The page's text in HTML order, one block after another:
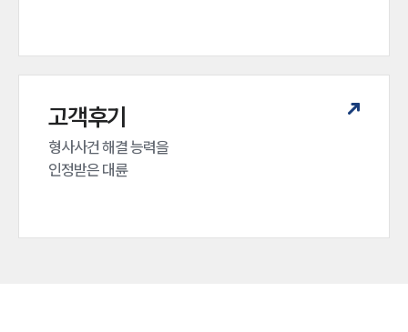
고객후기
형사사건 해결 능력을
인정받은 대륜